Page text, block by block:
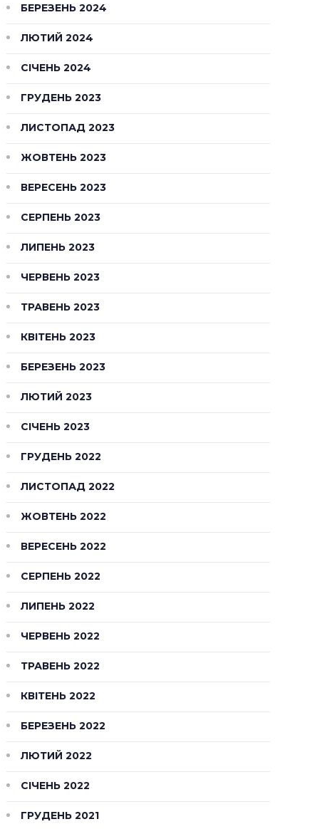
БЕРЕЗЕНЬ 2024
ЛЮТИЙ 2024
СІЧЕНЬ 2024
ГРУДЕНЬ 2023
ЛИСТОПАД 2023
ЖОВТЕНЬ 2023
ВЕРЕСЕНЬ 2023
СЕРПЕНЬ 2023
ЛИПЕНЬ 2023
ЧЕРВЕНЬ 2023
ТРАВЕНЬ 2023
КВІТЕНЬ 2023
БЕРЕЗЕНЬ 2023
ЛЮТИЙ 2023
СІЧЕНЬ 2023
ГРУДЕНЬ 2022
ЛИСТОПАД 2022
ЖОВТЕНЬ 2022
ВЕРЕСЕНЬ 2022
СЕРПЕНЬ 2022
ЛИПЕНЬ 2022
ЧЕРВЕНЬ 2022
ТРАВЕНЬ 2022
КВІТЕНЬ 2022
БЕРЕЗЕНЬ 2022
ЛЮТИЙ 2022
СІЧЕНЬ 2022
ГРУДЕНЬ 2021